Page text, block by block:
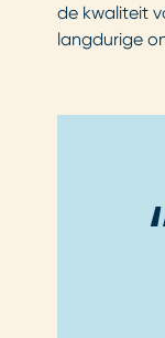
de kwaliteit
langdurige